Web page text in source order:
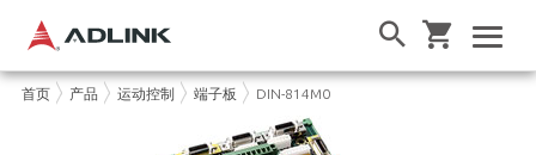
首页 产品 运动控制 端子板 DIN-814M0